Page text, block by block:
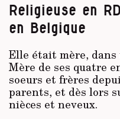
Religieuse en
en Belgique
Elle était mère, dans
Mère de ses quatre
soeurs et frères
parents, et dès lors
nièces et neveux.